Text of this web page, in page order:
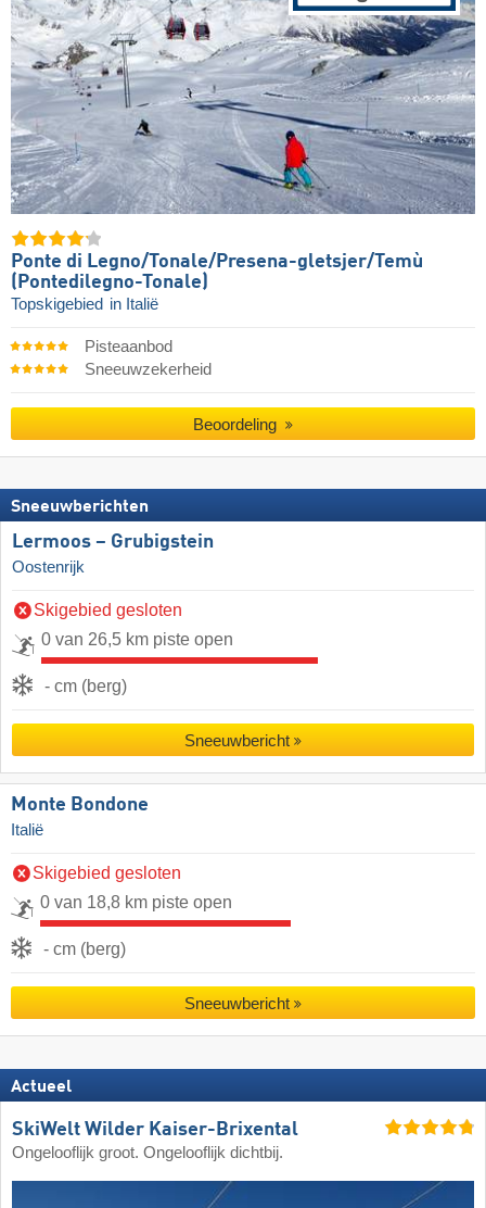
Ponte di Legno/​​Tonale/​​Presena-gletsjer/​​Temù
(Pontedilegno-Tonale)
Topskigebied in Italië
Pisteaanbod
Sneeuwzekerheid
Beoordeling
Sneeuwberichten
Lermoos – Grubigstein
Oostenrijk
Skigebied gesloten
0 van 26,5 km piste open
- cm (berg)
Sneeuwbericht
Monte Bondone
Italië
Skigebied gesloten
0 van 18,8 km piste open
- cm (berg)
Sneeuwbericht
Actueel
SkiWelt Wilder Kaiser-Brixental
Ongelooflijk groot. Ongelooflijk dichtbij.